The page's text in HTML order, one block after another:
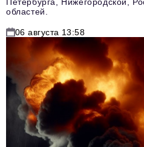
областей.
06 августа 13:58